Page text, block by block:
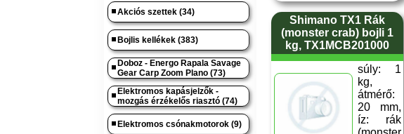
Akciós szettek (34)
Bojlis kellékek (383)
Doboz - Energo Rapala Savage
Gear Carp Zoom Plano (73)
Elektromos kapásjelzők -
mozgás érzékelős riasztó (74)
Elektromos csónakmotorok (9)
Shimano TX1 Rák
(monster crab) bojli 1
kg, TX1MCB201000
súly: 1
kg,
átmérő:
20 mm,
íz: rák